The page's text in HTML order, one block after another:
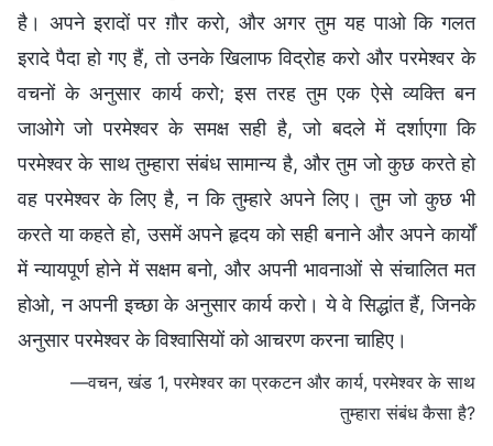
है। अपने इरादों पर ग़ौर करो, और अगर तुम यह पाओ कि गलत
इरादे पैदा हो गए हैं, तो उनके खिलाफ विद्रोह करो और परमेश्वर के
वचनों के अनुसार कार्य करो; इस तरह तुम एक ऐसे व्यक्ति बन
जाओगे जो परमेश्वर के समक्ष सही है, जो बदले में दर्शाएगा कि
परमेश्वर के साथ तुम्हारा संबंध सामान्य है, और तुम जो कुछ करते हो
वह परमेश्वर के लिए है, न कि तुम्हारे अपने लिए। तुम जो कुछ भी
करते या कहते हो, उसमें अपने हृदय को सही बनाने और अपने कार्यों
में न्यायपूर्ण होने में सक्षम बनो, और अपनी भावनाओं से संचालित मत
होओ, न अपनी इच्छा के अनुसार कार्य करो। ये वे सिद्धांत हैं, जिनके
अनुसार परमेश्वर के विश्वासियों को आचरण करना चाहिए।
—वचन, खंड 1, परमेश्वर का प्रकटन और कार्य, परमेश्वर के साथ
तुम्हारा संबंध कैसा है?